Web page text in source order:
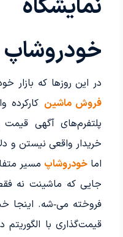
خودروشاپ
در این روزها که بازار
فروش ماشین
پلتفرم‌های آگهی
خریدار واقعی نیستن و
اما خودروشاپ مسیر
جایی که ماشینت نه
فروخته می‌‑شه. اینجا
قیمت‌گذاری با